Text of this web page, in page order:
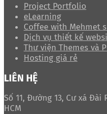
Project Portfolio
eLearning
Coffee with Mehmet
Dịch vụ thiết kế
Thư viện Themes và
Hosting giá rẻ
LIÊN HỆ
Số 11, Đường 13, Cư xá Đài
HCM